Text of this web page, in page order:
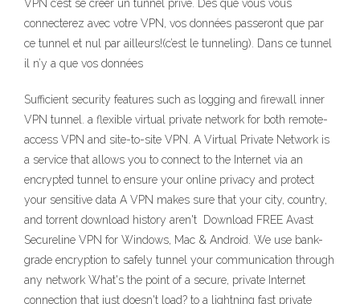
VPN c’est se créer un tunnel privé. Dès que vous vous
connecterez avec votre VPN, vos données passeront que par
ce tunnel et nul par ailleurs!(c’est le tunneling). Dans ce tunnel
il n’y a que vos données
Sufficient security features such as logging and firewall inner
VPN tunnel. a flexible virtual private network for both remote-
access VPN and site-to-site VPN. A Virtual Private Network is
a service that allows you to connect to the Internet via an
encrypted tunnel to ensure your online privacy and protect
your sensitive data A VPN makes sure that your city, country,
and torrent download history aren't Download FREE Avast
Secureline VPN for Windows, Mac & Android. We use bank-
grade encryption to safely tunnel your communication through
any network What's the point of a secure, private Internet
connection that just doesn't load? to a lightning fast private